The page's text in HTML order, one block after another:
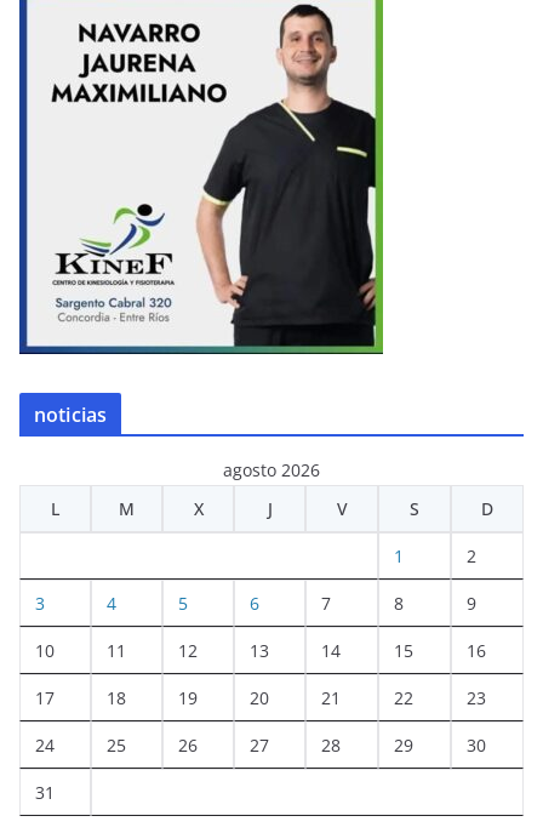
noticias
agosto 2026
L
M X J V S D
1 2
3 4 5 6 7 8 9
10 11 12 13 14 15 16
17 18 19 20 21 22 23
24 25 26 27 28 29 30
31